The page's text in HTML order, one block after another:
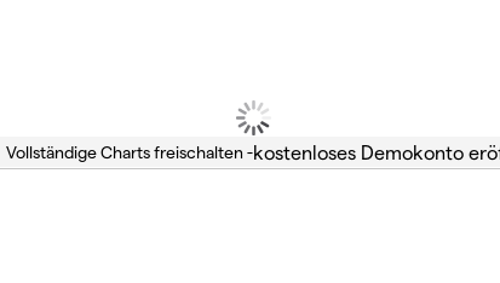
Vollständige Charts freischalten -